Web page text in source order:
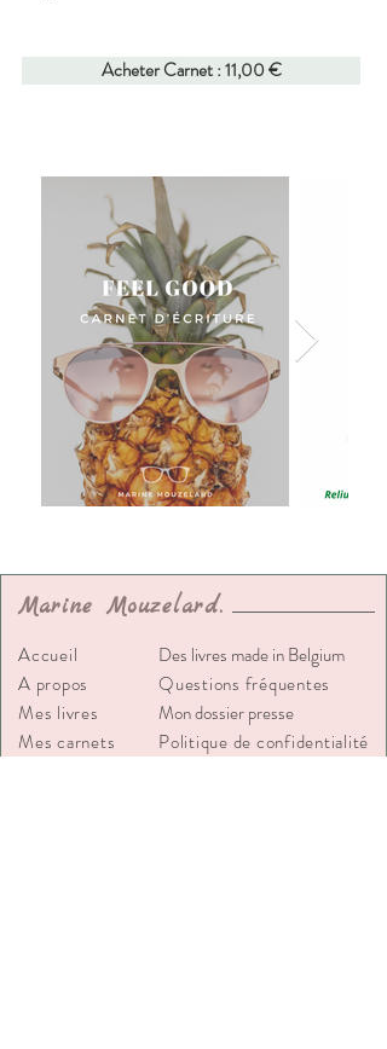
Acheter Carnet : 11,00 €
Marine Mouzelard.
Accueil
A propos
Mes livres
Mes carnets
Des livres made in Belgium
Questions fréquentes
Mon dossier presse
Politique de confidentialité